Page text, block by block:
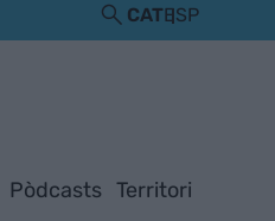
CATESP
Pòdcasts Territori